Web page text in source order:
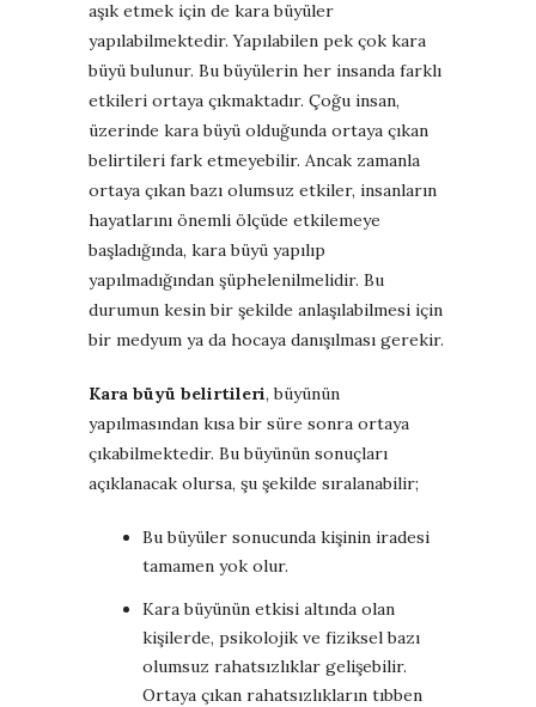
aşık etmek için de kara büyüler
yapılabilmektedir. Yapılabilen pek çok kara
büyü bulunur. Bu büyülerin her insanda farklı
etkileri ortaya çıkmaktadır. Çoğu insan,
üzerinde kara büyü olduğunda ortaya çıkan
belirtileri fark etmeyebilir. Ancak zamanla
ortaya çıkan bazı olumsuz etkiler, insanların
hayatlarını önemli ölçüde etkilemeye
başladığında, kara büyü yapılıp
yapılmadığından şüphelenilmelidir. Bu
durumun kesin bir şekilde anlaşılabilmesi için
bir medyum ya da hocaya danışılması gerekir.
Kara büyü belirtileri, büyünün
yapılmasından kısa bir süre sonra ortaya
çıkabilmektedir. Bu büyünün sonuçları
açıklanacak olursa, şu şekilde sıralanabilir;
Bu büyüler sonucunda kişinin iradesi
tamamen yok olur.
Kara büyünün etkisi altında olan
kişilerde, psikolojik ve fiziksel bazı
olumsuz rahatsızlıklar gelişebilir.
Ortaya çıkan rahatsızlıkların tıbben